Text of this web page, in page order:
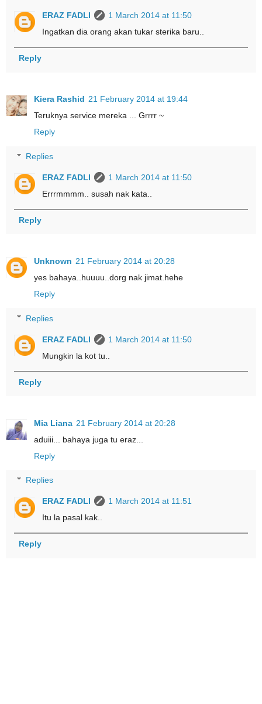
ERAZ FADLI
1 March 2014 at 11:50
Ingatkan dia orang akan tukar sterika baru..
Reply
Kiera Rashid 21 February 2014 at 19:44
Teruknya service mereka ... Grrrr ~
Reply
Replies
ERAZ FADLI
1 March 2014 at 11:50
Errrmmmm.. susah nak kata..
Reply
Unknown 21 February 2014 at 20:28
yes bahaya..huuuu..dorg nak jimat.hehe
Reply
Replies
ERAZ FADLI
1 March 2014 at 11:50
Mungkin la kot tu..
Reply
Mia Liana 21 February 2014 at 20:28
aduiii... bahaya juga tu eraz...
Reply
Replies
ERAZ FADLI
1 March 2014 at 11:51
Itu la pasal kak..
Reply